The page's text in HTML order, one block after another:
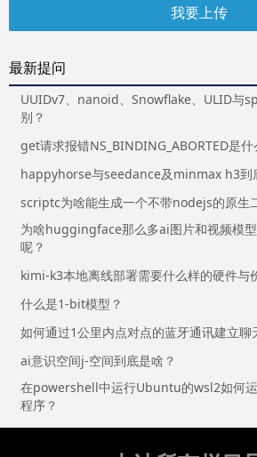
我要上传
最新提问
UUIDv7、nanoid、Snowflake、ULID与
别？
get请求报错NS_BINDING_ABORTED是什
happyhorse与seedance及minmax h3到
scriptc为啥能生成一个不带nodejs的原生
为啥huggingface那么多ai图片和视频模
呢？
kimi-k3本地离线部署需要什么样的硬件与
什么是1-bit模型？
如何通过1公里内点对点的蓝牙通讯建立聊
ai意识空间j-空间到底是啥？
在powershell中运行Ubuntu的wsl2如何
程序？